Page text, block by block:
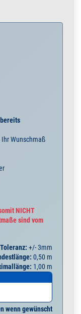
Wunschmaß
NICHT
sind vom
Toleranz: +/- 3mm
0,50 m
1,00 m
wenn gewünscht